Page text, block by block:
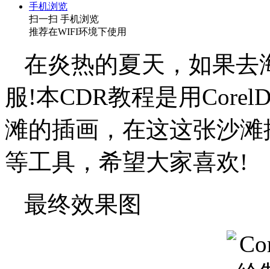
手机浏览
扫一扫 手机浏览
推荐在WIFI环境下使用
在炎热的夏天，如果去
服!本CDR教程是用
滩的插画，在这这张沙
等工具，希望大家喜欢!
最终效果图